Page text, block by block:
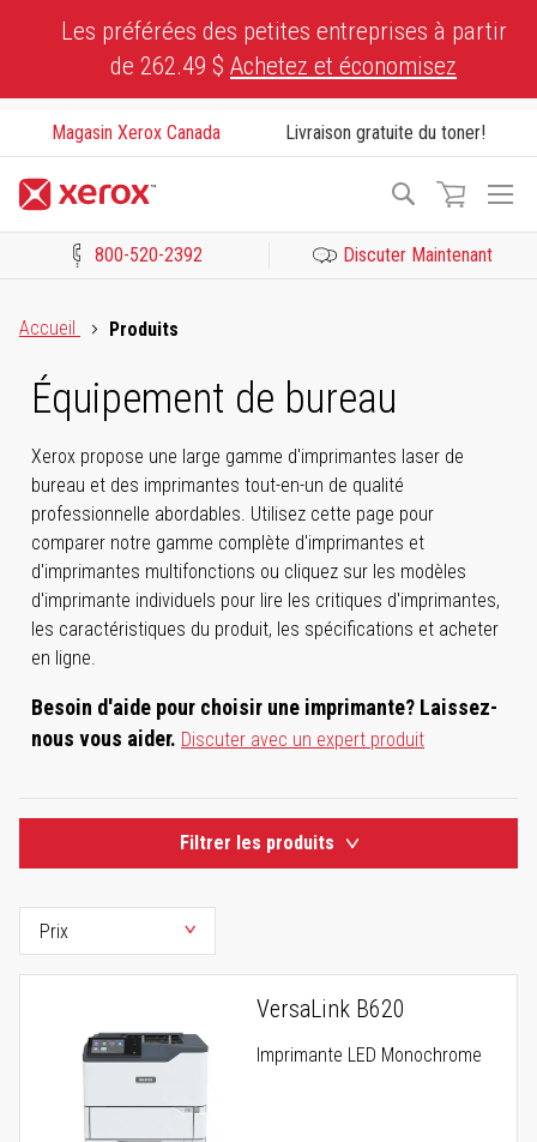
Les préférées des petites entreprises à partir
de 262.49 $ Achetez et économisez
Magasin Xerox Canada Livraison gratuite du toner!
Recherche
800-520-2392 Discuter Maintenant
Accueil
Produits
Équipement de bureau
Xerox propose une large gamme d'imprimantes laser de
bureau et des imprimantes tout-en-un de qualité
professionnelle abordables. Utilisez cette page pour
comparer notre gamme complète d'imprimantes et
d'imprimantes multifonctions ou cliquez sur les modèles
d'imprimante individuels pour lire les critiques d'imprimantes,
les caractéristiques du produit, les spécifications et acheter
en ligne.
Besoin d'aide pour choisir une imprimante? Laissez-
nous vous aider. Discuter avec un expert produit
Filtrer les produits
VersaLink B620
Imprimante LED Monochrome